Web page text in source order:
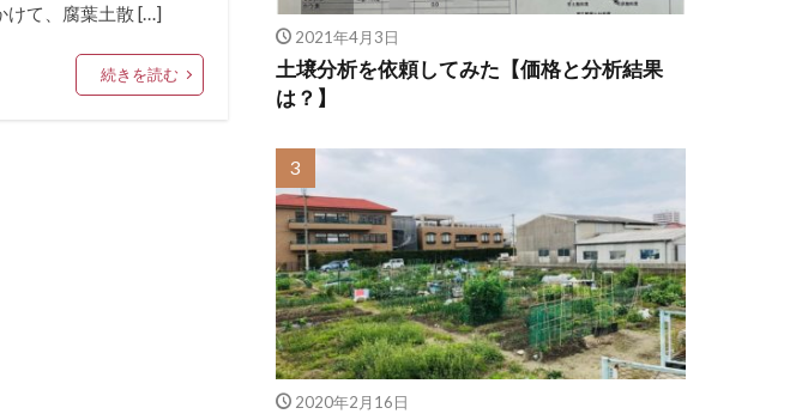
けて、腐葉土散 […]
続きを読む
2021年4月3日
土壌分析を依頼してみた【価格と分析結果
は？】
2020年2月16日